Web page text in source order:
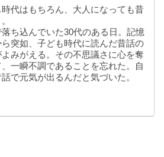
代はもちろん、大人になっても昔
ち込んでいた30代のある日。記憶
突如、子ども時代に読んだ昔話の
みがえる。その不思議さに心を奪
、一瞬不調であることを忘れた。自
で元気が出るんだと気づいた。